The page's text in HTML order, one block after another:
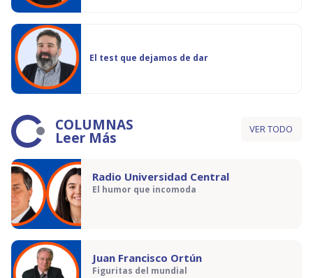
El test que dejamos de dar
COLUMNAS
Leer Más VER TODO
Radio Universidad Central
El humor que incomoda
Juan Francisco Ortún
Figuritas del mundial